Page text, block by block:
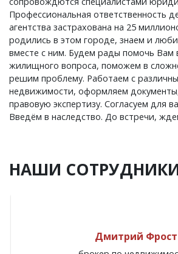
Профессиональная ответственность
агентства застрахована на 25
родились в этом городе, знаем и
вместе с ним. Будем рады помочь Вам
жилищного вопроса, поможем в
решим проблему. Работаем с
недвижимости, оформляем
правовую экспертизу. Согласуем для
Введём в наследство. До встречи,
НАШИ
Дмитрий Фрост